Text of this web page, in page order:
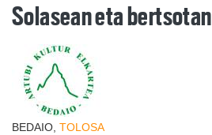
Solasean eta bertsotan
BEDAIO, TOLOSA